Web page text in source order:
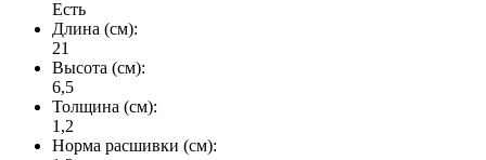
Есть
Длина (см):
21
Высота (см):
6,5
Толщина (см):
1,2
Норма расшивки (см):